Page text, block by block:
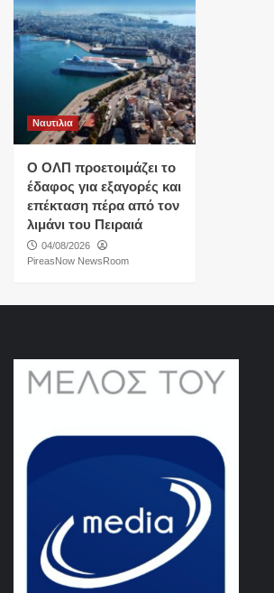
Ναυτιλια
O ΟΛΠ προετοιμάζει το
έδαφος για εξαγορές και
επέκταση πέρα από τον
λιμάνι του Πειραιά
04/08/2026
PireasNow NewsRoom